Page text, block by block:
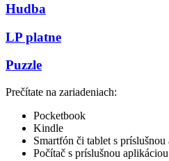
Hudba
LP platne
Puzzle
Prečítate na zariadeniach:
Pocketbook
Kindle
Smartfón či tablet s
Počítač s príslušnou aplikáciou